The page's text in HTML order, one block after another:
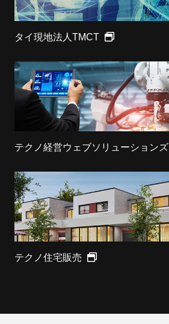
タイ現地法人TMCT
テクノ経営ウェブソリューションズ
テクノ住宅販売